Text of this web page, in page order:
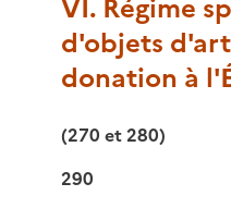
VI. Régime
d'objets
donation à
(270 et 280)
290